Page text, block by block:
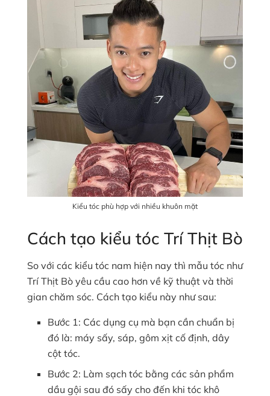
Kiểu tóc phù hợp với nhiều khuôn mặt
Cách tạo kiểu tóc Trí Thịt Bò
So với các kiểu tóc nam hiện nay thì mẫu tóc như
Trí Thịt Bò yêu cầu cao hơn về kỹ thuật và thời
gian chăm sóc. Cách tạo kiểu này như sau:
Bước 1: Các dụng cụ mà bạn cần chuẩn bị
đó là: máy sấy, sáp, gôm xịt cố định, dây
cột tóc.
Bước 2: Làm sạch tóc bằng các sản phẩm
dầu gội sau đó sấy cho đến khi tóc khô